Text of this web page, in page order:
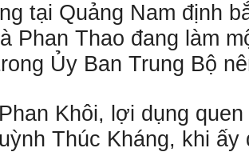
tại Quảng Nam định
Phan Thao đang làm
Ủy Ban Trung Bộ
Khôi, lợi dụng
Thúc Kháng, khi